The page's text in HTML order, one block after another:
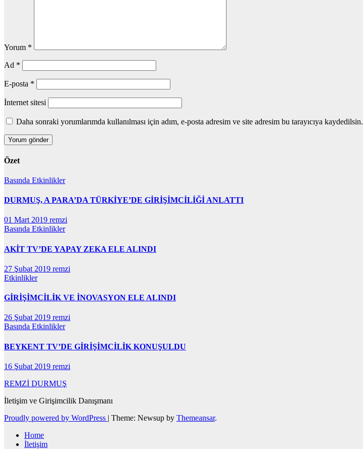
Yorum *
Ad *
E-posta *
İnternet sitesi
Daha sonraki yorumlarımda kullanılması için adım, e-posta adresim ve site adresim bu tarayıcıya kaydedilsin.
Özet
Basında Etkinlikler
DURMUŞ, A PARA’DA TÜRKİYE’DE GİRİŞİMCİLİĞİ ANLATTI
01 Mart 2019 remzi
Basında Etkinlikler
AKİT TV’DE YAPAY ZEKA ELE ALINDI
27 Şubat 2019 remzi
Etkinlikler
GİRİŞİMCİLİK VE İNOVASYON ELE ALINDI
26 Şubat 2019 remzi
Basında Etkinlikler
BEYKENT TV’DE GİRİŞİMCİLİK KONUŞULDU
16 Şubat 2019 remzi
REMZİ DURMUŞ
İletişim ve Girişimcilik Danışmanı
Proudly powered by WordPress | Theme: Newsup by Themeansar.
Home
İletişim